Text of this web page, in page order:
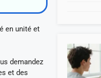
en unité et
demandez
et des